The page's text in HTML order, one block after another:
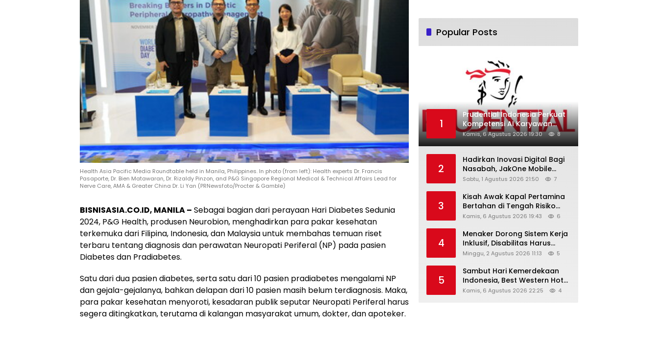
Health Asia Pacific Media Roundtable held in Manila, Philippines. In photo (from left): Health experts Dr. Francis
Pasaporte, Dr. Bien Matawaran, Dr. Rizaldy Pinzon, and P&G Singapore Regional Medical & Technical Affairs Lead for
Nerve Care, AMA & Greater China Dr. Li Yan (PRNewsfoto/Procter & Gamble)
BISNISASIA.CO.ID, MANILA – Sebagai bagian dari perayaan Hari Diabetes Sedunia
2024, P&G Health, produsen Neurobion, menghadirkan para pakar kesehatan
terkemuka dari Filipina, Indonesia, dan Malaysia untuk membahas temuan riset
terbaru tentang diagnosis dan perawatan Neuropati Periferal (NP) pada pasien
Diabetes dan Pradiabetes.
Satu dari dua pasien diabetes, serta satu dari 10 pasien pradiabetes mengalami NP
dan gejala-gejalanya, bahkan delapan dari 10 pasien masih belum terdiagnosis. Maka,
para pakar kesehatan menyoroti, kesadaran publik seputar Neuropati Periferal harus
segera ditingkatkan, terutama di kalangan masyarakat umum, dokter, dan apoteker.
Popular Posts
1
Prudential Indonesia Perkuat
Kompetensi AI Karyawan
Lewat AI Week
Kamis, 6 Agustus 2026 19:30 8
2
Hadirkan Inovasi Digital Bagi
Nasabah, JakOne Mobile
Antar Bank Jakarta Sukses
Awards 2026
Sabtu, 1 Agustus 2026 21:50 7
3
Kisah Awak Kapal Pertamina
Bertahan di Tengah Risiko
Pelayaran Selat Hormuz
Kamis, 6 Agustus 2026 19:43 6
4
Menaker Dorong Sistem Kerja
Inklusif, Disabilitas Harus
Dapat Kesempatan Setara
Minggu, 2 Agustus 2026 11:13 5
5
Sambut Hari Kemerdekaan
Indonesia, Best Western Hotel
Hadirkan The Freedom Stay
Kamis, 6 Agustus 2026 22:25 4